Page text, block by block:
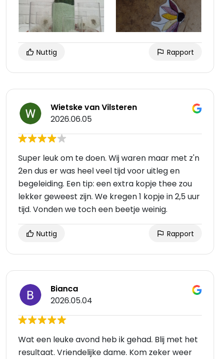
Nuttig Rapport
Wietske van Vilsteren
2026.06.05
Super leuk om te doen. Wij waren maar met z'n
2en dus er was heel veel tijd voor uitleg en
begeleiding. Een tip: een extra kopje thee zou
lekker geweest zijn. We kregen 1 kopje in 2,5 uur
tijd. Vonden we toch een beetje weinig.
Nuttig Rapport
Bianca
2026.05.04
Wat een leuke avond heb ik gehad. Blij met het
resultaat. Vriendelijke dame. Kom zeker weer